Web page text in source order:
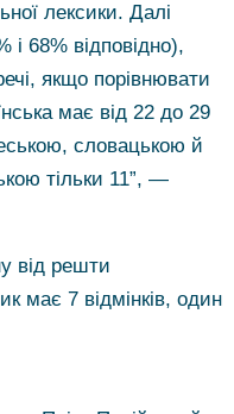
лексики. Далі
і 68% відповідно),
якщо порівнювати
має від 22 до 29
словацькою й
тільки 11”, —
від решти
має 7 відмінків, один